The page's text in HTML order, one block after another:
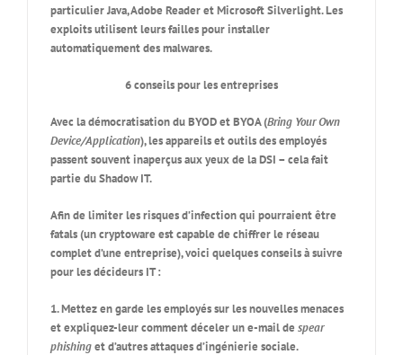
particulier Java, Adobe Reader et Microsoft Silverlight. Les
exploits utilisent leurs failles pour installer
automatiquement des malwares.
6 conseils pour les entreprises
Avec la démocratisation duBYODetBYOA(Bring Your Own
Device/Application), les appareils et outils des employés
passent souvent inaperçus aux yeux de la DSI – cela fait
partie duShadow IT.
Afin de limiter les risques d’infection qui pourraient être
fatals (un cryptoware est capable de chiffrer le réseau
complet d’une entreprise), voici quelques conseils à suivre
pour les décideurs IT :
1. Mettez en garde les employés sur les nouvelles menaces
et expliquez-leur comment déceler un e-mail de spear
phishinget d’autres attaques d’ingénierie sociale.